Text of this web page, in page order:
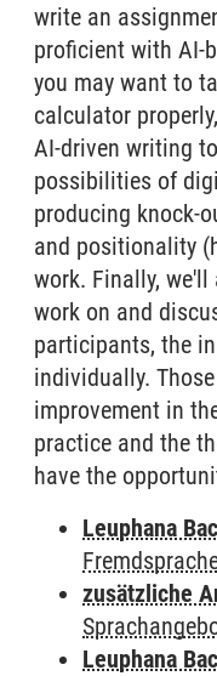
write an
proficient with AI-
you may want to
calculator
AI-driven writing
possibilities of
producing knock-
and positionality
work. Finally,
work on and
participants, the
individually.
improvement in
practice and the
have the
Leuphana
zusätzliche
Leuphana